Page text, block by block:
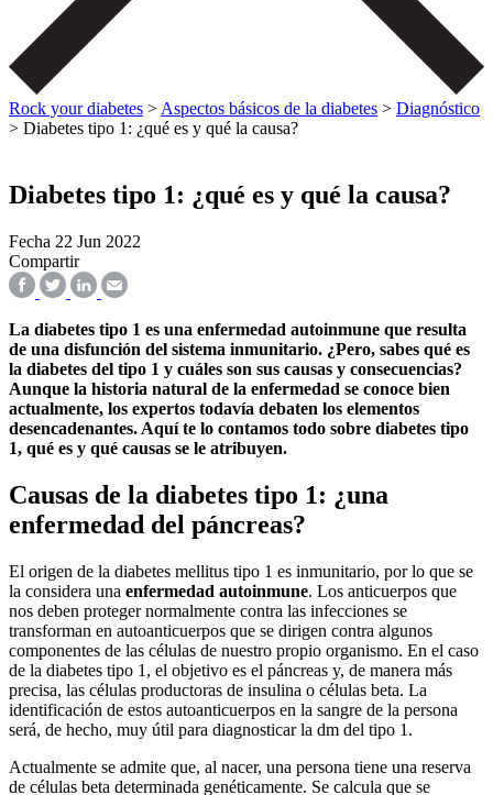
Rock your diabetes >Aspectos básicos de la diabetes > Diagnóstico
> Diabetes tipo 1: ¿qué es y qué la causa?
Diabetes tipo 1: ¿qué es y qué la causa?
Fecha 22 Jun 2022
Compartir
La diabetes tipo 1 es una enfermedad autoinmune que resulta
de una disfunción del sistema inmunitario. ¿Pero, sabes qué es
la diabetes del tipo 1 y cuáles son sus causas y consecuencias?
Aunque la historia natural de la enfermedad se conoce bien
actualmente, los expertos todavía debaten los elementos
desencadenantes. Aquí te lo contamos todo sobre diabetes tipo
1, qué es y qué causas se le atribuyen.
Causas de la diabetes tipo 1: ¿una
enfermedad del páncreas?
El origen de la diabetes mellitus tipo 1 es inmunitario, por lo que se
la considera una enfermedad autoinmune. Los anticuerpos que
nos deben proteger normalmente contra las infecciones se
transforman en autoanticuerpos que se dirigen contra algunos
componentes de las células de nuestro propio organismo. En el caso
de la diabetes tipo 1, el objetivo es el páncreas y, de manera más
precisa, las células productoras de insulina o células beta. La
identificación de estos autoanticuerpos en la sangre de la persona
será, de hecho, muy útil para diagnosticar la dm del tipo 1.
Actualmente se admite que, al nacer, una persona tiene una reserva
de células beta determinada genéticamente. Se calcula que se